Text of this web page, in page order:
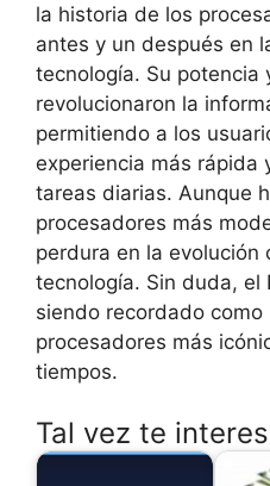
la historia de los
antes y un después en
tecnología. Su potencia
revolucionaron la
permitiendo a los
experiencia más rápida
tareas diarias. Aunque
procesadores más
perdura en la evolución
tecnología. Sin duda, el
siendo recordado como
procesadores más
tiempos.
Tal vez te